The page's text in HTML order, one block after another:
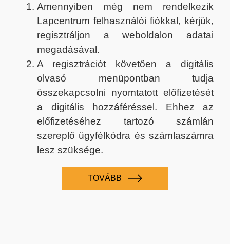
Amennyiben még nem rendelkezik
Lapcentrum felhasználói fiókkal, kérjük,
regisztráljon a weboldalon adatai
megadásával.
A regisztrációt követően a digitális
olvasó menüpontban tudja
összekapcsolni nyomtatott előfizetését
a digitális hozzáféréssel. Ehhez az
előfizetéséhez tartozó számlán
szereplő ügyfélkódra és számlaszámra
lesz szüksége.
TOVÁBB